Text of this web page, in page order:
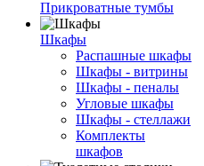
Прикроватные тумбы
Шкафы
Распашные шкафы
Шкафы - витрины
Шкафы - пеналы
Угловые шкафы
Шкафы - стеллажи
Комплекты
шкафов